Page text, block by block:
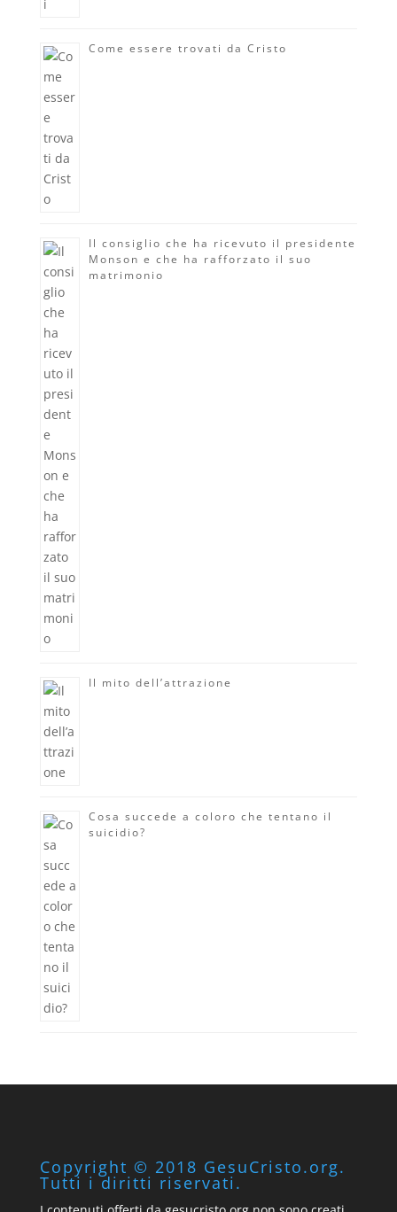
Come essere trovati da Cristo
Il consiglio che ha ricevuto il presidente
Monson e che ha rafforzato il suo
matrimonio
Il mito dell’attrazione
Cosa succede a coloro che tentano il
suicidio?
Copyright © 2018 GesuCristo.org.
Tutti i diritti riservati.